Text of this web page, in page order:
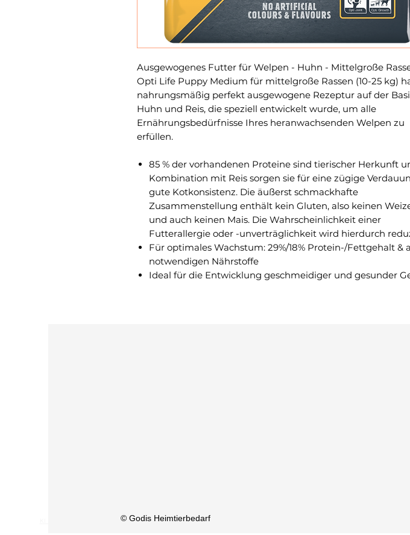
Ausgewogenes Futter für Welpen - Huhn - Mittelgroße
Opti Life Puppy Medium für mittelgroße Rassen (10-25 kg)
nahrungsmäßig perfekt ausgewogene Rezeptur auf der
Huhn und Reis, die speziell entwickelt wurde, um alle
Ernährungsbedürfnisse Ihres heranwachsenden Welpen zu
erfüllen.
85 % der vorhandenen Proteine sind tierischer Herkunft
Kombination mit Reis sorgen sie für eine zügige
gute Kotkonsistenz. Die äußerst schmackhafte
Zusammenstellung enthält kein Gluten, also keinen
und auch keinen Mais. Die Wahrscheinlichkeit einer
Futterallergie oder -unverträglichkeit wird hierdurch
Für optimales Wachstum: 29%/18% Protein-/Fettgehalt &
notwendigen Nährstoffe
Ideal für die Entwicklung geschmeidiger und gesunder
© Godis Heimtierbedarf